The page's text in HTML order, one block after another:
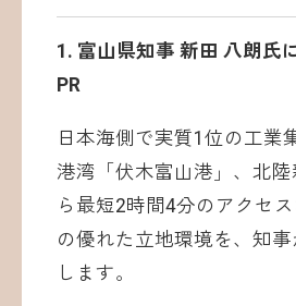
1. 富山県知事 新田 八朗氏
PR
日本海側で実質1位の工業
港湾「伏木富山港」、北
ら最短2時間4分のアクセ
の優れた立地環境を、知
します。